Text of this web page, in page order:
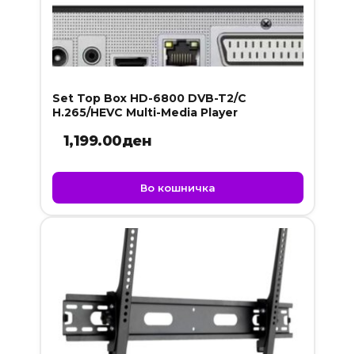
Set Top Box HD-6800 DVB-T2/C
H.265/HEVC Multi-Media Player
1,199.00ден
Во кошничка